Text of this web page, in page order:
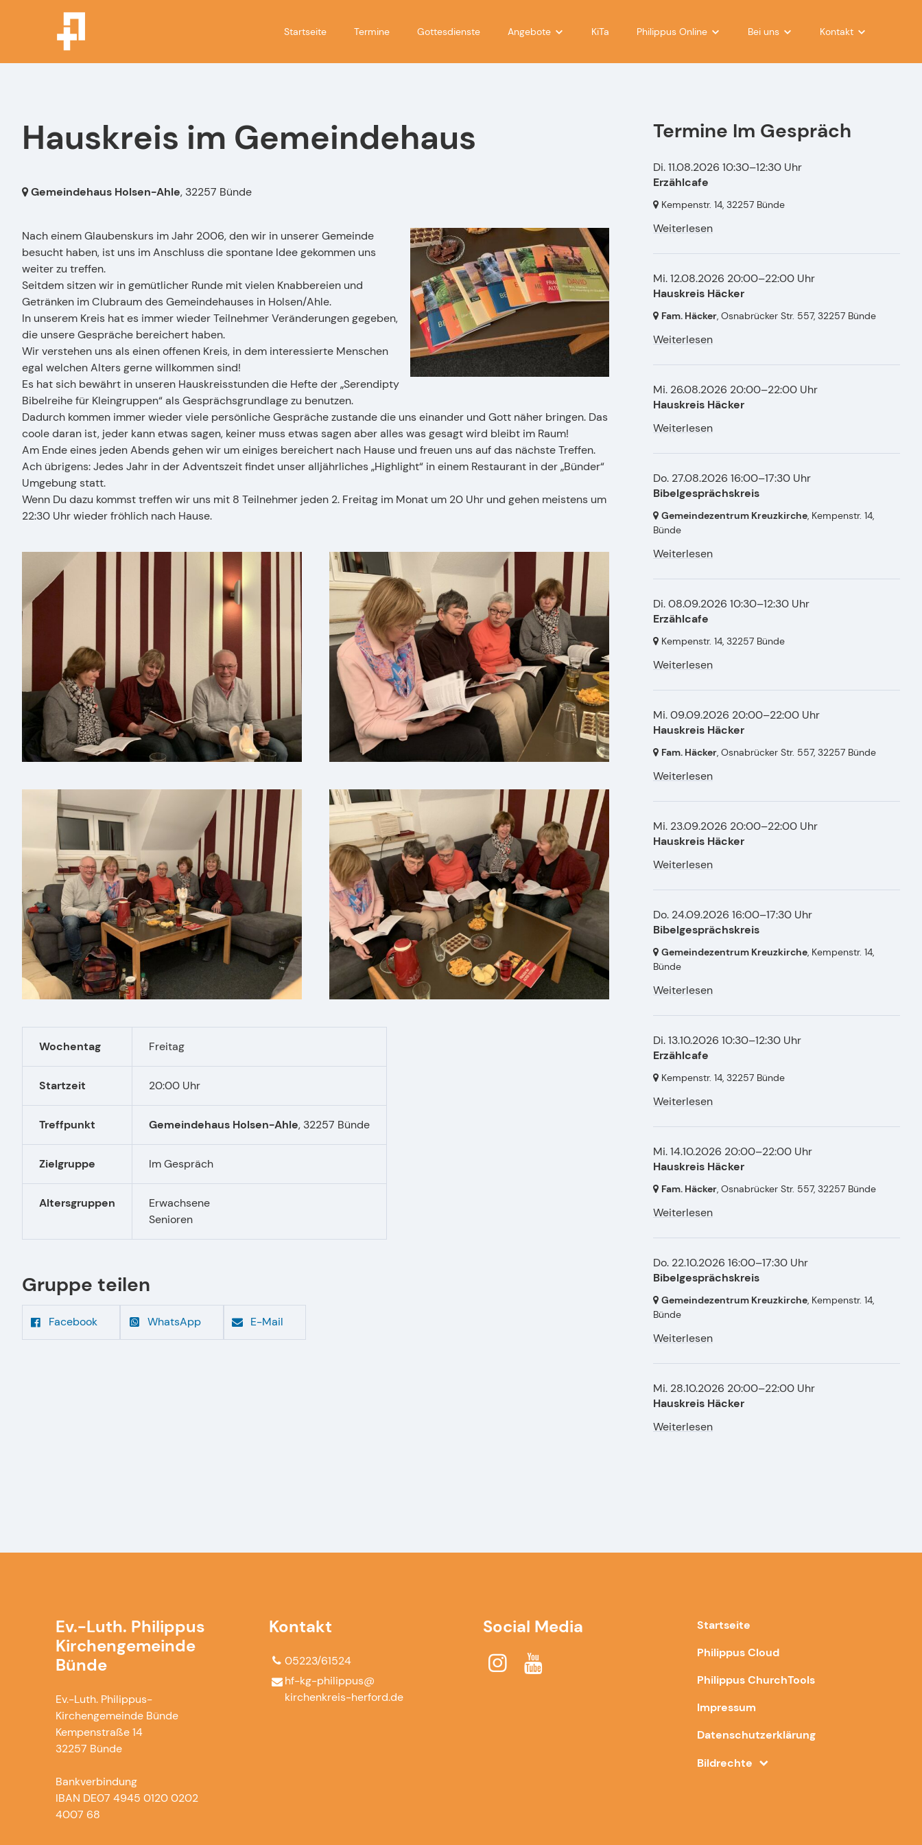
Startseite Termine Gottesdienste Angebote
für Kinder
Musikalisch
KiTa Philippus Online
Gemeindebrief
Philippus @ WhatsApp
Philippus App
ical für Kalender
Bei uns
Was uns wichtig ist
Taufe
Besuche
Kontakt
Eure Kontakte bei Philippus
Förderkreis Lebendige Steine
Kontakt zu den CVJMs
Hauskreis im Gemeindehaus
Gemeindehaus Holsen-Ahle, 32257 Bünde
Nach einem Glaubenskurs im Jahr 2006, den wir in unserer Gemeinde
besucht haben, ist uns im Anschluss die spontane Idee gekommen uns
weiter zu treffen.
Seitdem sitzen wir in gemütlicher Runde mit vielen Knabbereien und
Getränken im Clubraum des Gemeindehauses in Holsen/Ahle.
In unserem Kreis hat es immer wieder Teilnehmer Veränderungen gegeben,
die unsere Gespräche bereichert haben.
Wir verstehen uns als einen offenen Kreis, in dem interessierte Menschen
egal welchen Alters gerne willkommen sind!
Es hat sich bewährt in unseren Hauskreisstunden die Hefte der „Serendipty
Bibelreihe für Kleingruppen“ als Gesprächsgrundlage zu benutzen.
Dadurch kommen immer wieder viele persönliche Gespräche zustande die uns einander und Gott näher bringen. Das
coole daran ist, jeder kann etwas sagen, keiner muss etwas sagen aber alles was gesagt wird bleibt im Raum!
Am Ende eines jeden Abends gehen wir um einiges bereichert nach Hause und freuen uns auf das nächste Treffen.
Ach übrigens: Jedes Jahr in der Adventszeit findet unser alljährliches „Highlight“ in einem Restaurant in der „Bünder“
Umgebung statt.
Wenn Du dazu kommst treffen wir uns mit 8 Teilnehmer jeden 2. Freitag im Monat um 20 Uhr und gehen meistens um
22:30 Uhr wieder fröhlich nach Hause.
Wochentag Freitag
Startzeit 20:00 Uhr
Treffpunkt Gemeindehaus Holsen-Ahle, 32257 Bünde
Zielgruppe Im Gespräch
Altersgruppen
Erwachsene
Senioren
Gruppe teilen
Facebook WhatsApp E-Mail
Termine Im Gespräch
Di. 11.08.2026 10:30–12:30 Uhr
Erzählcafe
Kempenstr. 14, 32257 Bünde
Weiterlesen
Mi. 12.08.2026 20:00–22:00 Uhr
Hauskreis Häcker
Fam. Häcker, Osnabrücker Str. 557, 32257 Bünde
Weiterlesen
Mi. 26.08.2026 20:00–22:00 Uhr
Hauskreis Häcker
Weiterlesen
Do. 27.08.2026 16:00–17:30 Uhr
Bibelgesprächskreis
Gemeindezentrum Kreuzkirche, Kempenstr. 14,
Bünde
Weiterlesen
Di. 08.09.2026 10:30–12:30 Uhr
Erzählcafe
Kempenstr. 14, 32257 Bünde
Weiterlesen
Mi. 09.09.2026 20:00–22:00 Uhr
Hauskreis Häcker
Fam. Häcker, Osnabrücker Str. 557, 32257 Bünde
Weiterlesen
Mi. 23.09.2026 20:00–22:00 Uhr
Hauskreis Häcker
Weiterlesen
Do. 24.09.2026 16:00–17:30 Uhr
Bibelgesprächskreis
Gemeindezentrum Kreuzkirche, Kempenstr. 14,
Bünde
Weiterlesen
Di. 13.10.2026 10:30–12:30 Uhr
Erzählcafe
Kempenstr. 14, 32257 Bünde
Weiterlesen
Mi. 14.10.2026 20:00–22:00 Uhr
Hauskreis Häcker
Fam. Häcker, Osnabrücker Str. 557, 32257 Bünde
Weiterlesen
Do. 22.10.2026 16:00–17:30 Uhr
Bibelgesprächskreis
Gemeindezentrum Kreuzkirche, Kempenstr. 14,
Bünde
Weiterlesen
Mi. 28.10.2026 20:00–22:00 Uhr
Hauskreis Häcker
Weiterlesen
Ev.-Luth. Philippus
Kirchengemeinde
Bünde
Ev.-Luth. Philippus-
Kirchengemeinde Bünde
Kempenstraße 14
32257 Bünde
Bankverbindung
IBAN DE07 4945 0120 0202
4007 68
Kontakt
05223/61524
hf-kg-philippus@​
kirchenkreis-herford.​de
Social Media
Startseite
Philippus Cloud
Philippus ChurchTools
Impressum
Datenschutzerklärung
Bildrechte